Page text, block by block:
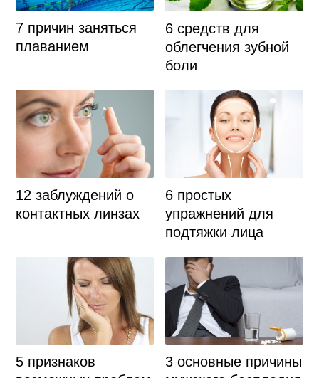
7 причин заняться
плаванием
6 средств для
облегчения зубной
боли
12 заблуждений о
контактных линзах
6 простых
упражнений для
подтяжки лица
5 признаков
3 основные причины